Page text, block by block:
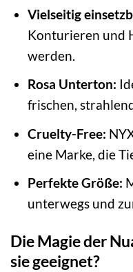
Vielseitig
Konturieren und
werden.
Rosa Unterton:
frischen,
Cruelty-Free:
eine Marke, die
Perfekte Größe:
unterwegs und
Die Magie der
sie geeignet?